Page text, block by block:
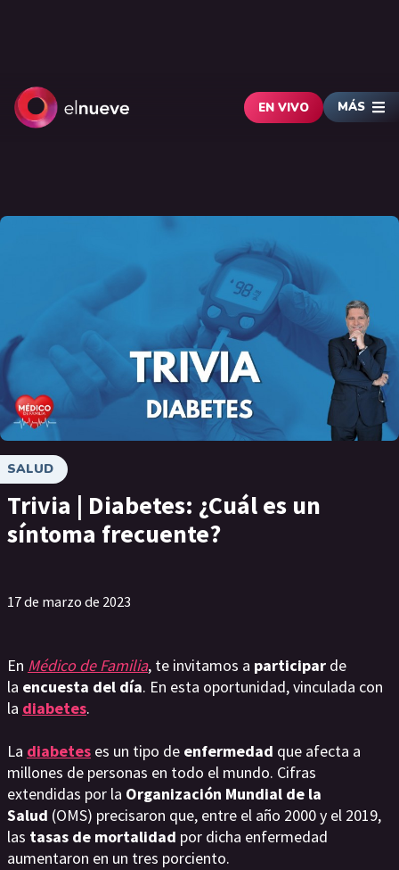
EN VIVO MÁS
SALUD
Trivia | Diabetes: ¿Cuál es un
síntoma frecuente?
17 de marzo de 2023
En Médico de Familia, te invitamos a participar de
la encuesta del día. En esta oportunidad, vinculada con
la diabetes.
La diabetes es un tipo de enfermedad que afecta a
millones de personas en todo el mundo. Cifras
extendidas por la Organización Mundial de la
Salud (OMS) precisaron que, entre el año 2000 y el 2019,
las tasas de mortalidad por dicha enfermedad
aumentaron en un tres porciento.